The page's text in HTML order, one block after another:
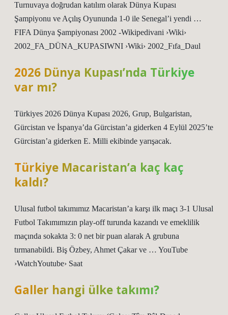
Turnuvaya doğrudan katılım olarak Dünya Kupası
Şampiyonu ve Açılış Oyununda 1-0 ile Senegal’i yendi …
FIFA Dünya Şampiyonası 2002 -Wikipedivani ›Wiki›
2002_FA_DÜNA_KUPASIWNI ›Wiki› 2002_Fıfa_Daul
2026 Dünya Kupası’nda Türkiye
var mı?
Türkiyes 2026 Dünya Kupası 2026, Grup, Bulgaristan,
Gürcistan ve İspanya’da Gürcistan’a giderken 4 Eylül 2025’te
Gürcistan’a giderken E. Milli ekibinde yarışacak.
Türkiye Macaristan’a kaç kaç
kaldı?
Ulusal futbol takımımız Macaristan’a karşı ilk maçı 3-1 Ulusal
Futbol Takımımızın play-off turunda kazandı ve emeklilik
maçında sokakta 3: 0 net bir puan alarak A grubuna
tırmanabildi. Biş Özbey, Ahmet Çakar ve … YouTube
›WatchYoutube› Saat
Galler hangi ülke takımı?